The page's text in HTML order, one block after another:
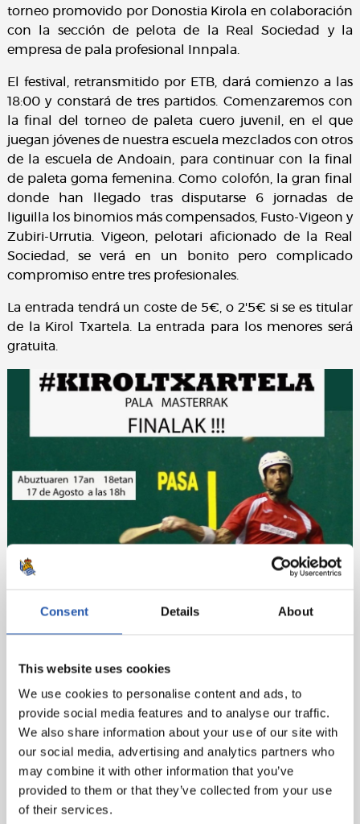
Consent Details About
This website uses cookies
We use cookies to personalise content and ads, to
provide social media features and to analyse our traffic.
We also share information about your use of our site with
our social media, advertising and analytics partners who
may combine it with other information that you’ve
provided to them or that they’ve collected from your use
of their services.
torneo promovido por Donostia Kirola en colaboración
con la sección de pelota de la Real Sociedad y la
empresa de pala profesional Innpala.
El festival, retransmitido por ETB, dará comienzo a las
18:00 y constará de tres partidos. Comenzaremos con
la final del torneo de paleta cuero juvenil, en el que
juegan jóvenes de nuestra escuela mezclados con otros
de la escuela de Andoain, para continuar con la final
de paleta goma femenina. Como colofón, la gran final
donde han llegado tras disputarse 6 jornadas de
liguilla los binomios más compensados, Fusto-Vigeon y
Zubiri-Urrutia. Vigeon, pelotari aficionado de la Real
Sociedad, se verá en un bonito pero complicado
compromiso entre tres profesionales.
La entrada tendrá un coste de 5€, o 2'5€ si se es titular
de la Kirol Txartela. La entrada para los menores será
gratuita.